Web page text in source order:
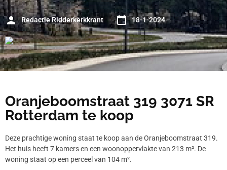
Redactie Ridderkerkkrant 18-1-2024
Oranjeboomstraat 319 3071 SR
Rotterdam te koop
Deze prachtige woning staat te koop aan de Oranjeboomstraat 319.
Het huis heeft 7 kamers en een woonoppervlakte van 213 m². De
woning staat op een perceel van 104 m².